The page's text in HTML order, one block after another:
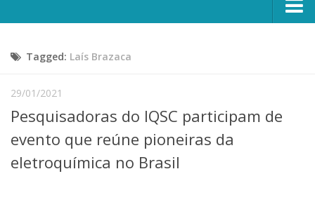
CONTATO
Escola, Institutos e Órgãos
Núcleos e Comissões
Telefones e Mapas
Graduação
Tagged: Laís Brazaca
29/01/2021
Pesquisadoras do IQSC participam de
evento que reúne pioneiras da
eletroquímica no Brasil